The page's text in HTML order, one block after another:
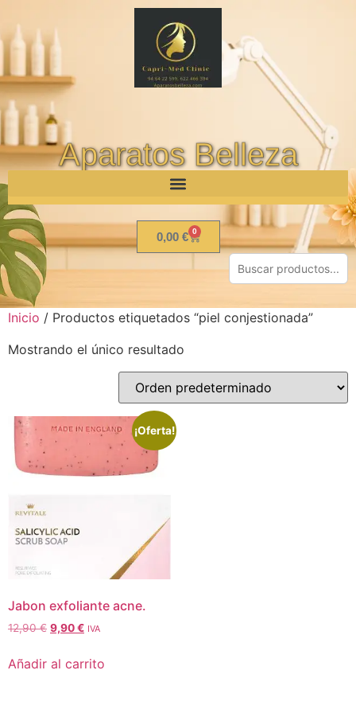
Aparatos Belleza
0,00 € 0
Inicio / Productos etiquetados “piel conjestionada”
Mostrando el único resultado
¡Oferta!
Jabon exfoliante acne.
12,90€ 9,90€ IVA
Añadir al carrito